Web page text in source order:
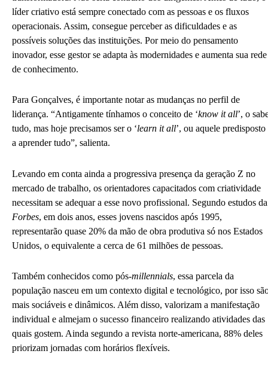
líder criativo está sempre conectado com as pessoas e os fluxos
operacionais. Assim, consegue perceber as dificuldades e as
possíveis soluções das instituições. Por meio do pensamento
inovador, esse gestor se adapta às modernidades e aumenta sua rede
de conhecimento.
Para Gonçalves, é importante notar as mudanças no perfil de
liderança. “Antigamente tínhamos o conceito de ‘know it all’, o
tudo, mas hoje precisamos ser o ‘learn it all’, ou aquele predisposto
a aprender tudo”, salienta.
Levando em conta ainda a progressiva presença da geração Z no
mercado de trabalho, os orientadores capacitados com criatividade
necessitam se adequar a esse novo profissional. Segundo estudos da
Forbes, em dois anos, esses jovens nascidos após 1995,
representarão quase 20% da mão de obra produtiva só nos Estados
Unidos, o equivalente a cerca de 61 milhões de pessoas.
Também conhecidos como pós-millennials, essa parcela da
população nasceu em um contexto digital e tecnológico, por isso
mais sociáveis e dinâmicos. Além disso, valorizam a manifestação
individual e almejam o sucesso financeiro realizando atividades das
quais gostem. Ainda segundo a revista norte-americana, 88% deles
priorizam jornadas com horários flexíveis.